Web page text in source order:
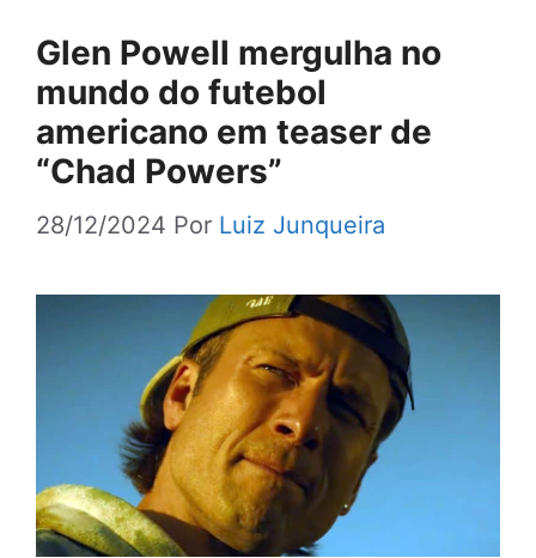
Glen Powell mergulha no
mundo do futebol
americano em teaser de
“Chad Powers”
28/12/2024 Por Luiz Junqueira